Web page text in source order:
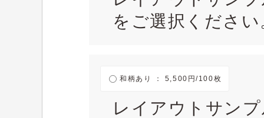
をご選択ください
和柄あり ： 5,500円/100枚
レイアウトサン